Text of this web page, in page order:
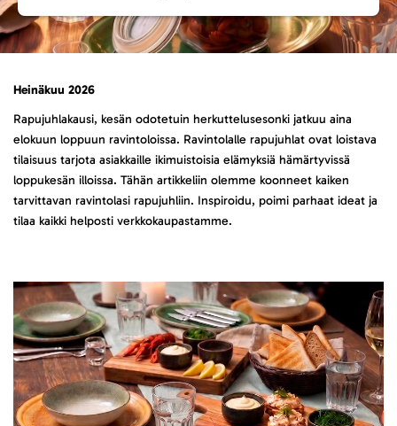
Heinäkuu 2026
Rapujuhlakausi, kesän odotetuin herkuttelusesonki jatkuu aina
elokuun loppuun ravintoloissa. Ravintolalle rapujuhlat ovat loistava
tilaisuus tarjota asiakkaille ikimuistoisia elämyksiä hämärtyvissä
loppukesän illoissa. Tähän artikkeliin olemme koonneet kaiken
tarvittavan ravintolasi rapujuhliin. Inspiroidu, poimi parhaat ideat ja
tilaa kaikki helposti verkkokaupastamme.